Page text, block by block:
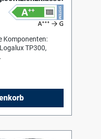
Komponenten:
TP300,
l Logafix